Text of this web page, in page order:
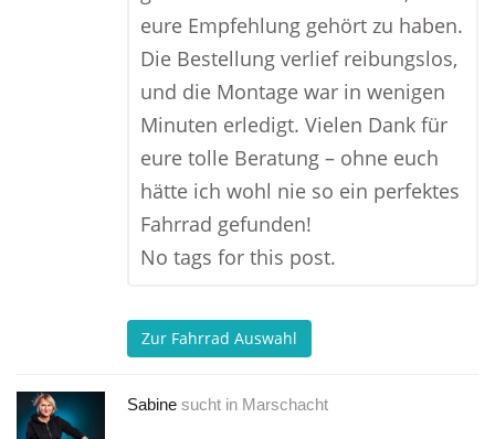
eure Empfehlung gehört zu haben.
Die Bestellung verlief reibungslos,
und die Montage war in wenigen
Minuten erledigt. Vielen Dank für
eure tolle Beratung – ohne euch
hätte ich wohl nie so ein perfektes
Fahrrad gefunden!
No tags for this post.
Zur Fahrrad Auswahl
Sabine sucht in Marschacht